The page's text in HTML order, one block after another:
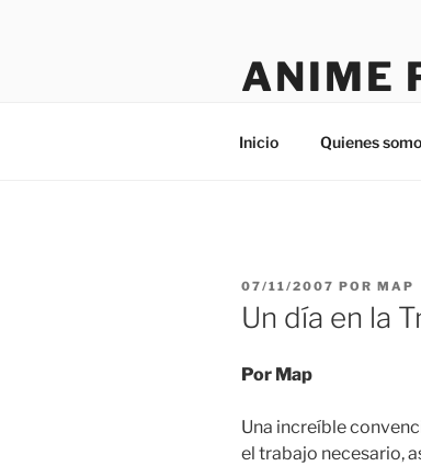
ANIME
Inicio Quienes
PUBLICADO
EL
07/11/2007 POR MAP
Un día en la
Por Map
Una increíble
el trabajo necesario,